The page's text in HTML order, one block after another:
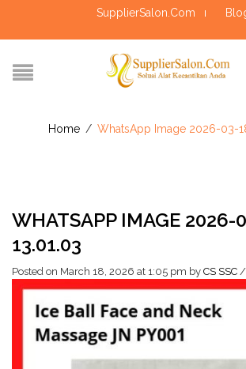
SupplierSalon.Com
Home / WhatsApp Image 2026-03-
WHATSAPP IMAGE 2026-
13.01.03
Posted on March 18, 2026 at 1:05 pm by CS SSC /